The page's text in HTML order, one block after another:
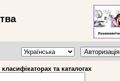
Авторизація
та каталогах